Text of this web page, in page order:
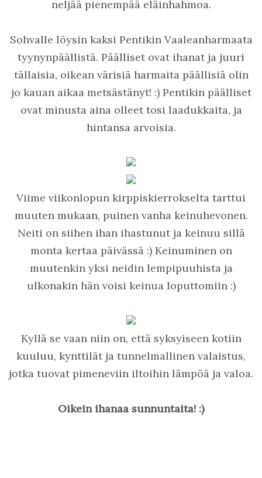
neljää pienempää eläinhahmoa.
Sohvalle löysin kaksi Pentikin Vaaleanharmaata
tyynynpäällistä. Päälliset ovat ihanat ja juuri
tällaisia, oikean värisiä harmaita päällisiä olin
jo kauan aikaa metsästänyt! :) Pentikin päälliset
ovat minusta aina olleet tosi laadukkaita, ja
hintansa arvoisia.
Viime viikonlopun kirppiskierrokselta tarttui
muuten mukaan, puinen vanha keinuhevonen.
Neiti on siihen ihan ihastunut ja keinuu sillä
monta kertaa päivässä :) Keinuminen on
muutenkin yksi neidin lempipuuhista ja
ulkonakin hän voisi keinua loputtomiin :)
Kyllä se vaan niin on, että syksyiseen kotiin
kuuluu, kynttilät ja tunnelmallinen valaistus,
jotka tuovat pimeneviin iltoihin lämpöä ja valoa.
Oikein ihanaa sunnuntaita! :)